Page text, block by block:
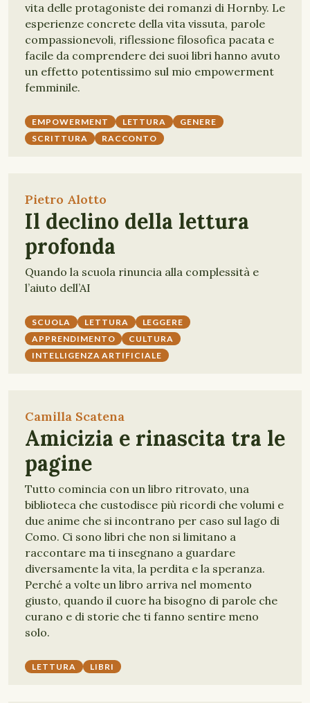
vita delle protagoniste dei romanzi di Hornby. Le
esperienze concrete della vita vissuta, parole
compassionevoli, riflessione filosofica pacata e
facile da comprendere dei suoi libri hanno avuto
un effetto potentissimo sul mio empowerment
femminile.
EMPOWERMENT LETTURA
GENERE
SCRITTURA
RACCONTO
Pietro Alotto
Il declino della lettura
profonda
Quando la scuola rinuncia alla complessità e
l’aiuto dell’AI
SCUOLA LETTURA
LEGGERE
APPRENDIMENTO
CULTURA
INTELLIGENZA ARTIFICIALE
Camilla Scatena
Amicizia e rinascita tra le
pagine
Tutto comincia con un libro ritrovato, una
biblioteca che custodisce più ricordi che volumi e
due anime che si incontrano per caso sul lago di
Como. Ci sono libri che non si limitano a
raccontare ma ti insegnano a guardare
diversamente la vita, la perdita e la speranza.
Perché a volte un libro arriva nel momento
giusto, quando il cuore ha bisogno di parole che
curano e di storie che ti fanno sentire meno
solo.
LETTURA LIBRI